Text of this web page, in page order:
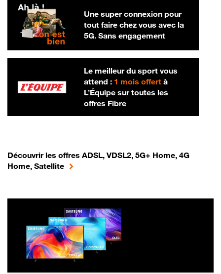
Une super connexion pour
tout faire chez vous avec la
5G. Sans engagement
Le meilleur du sport vous
attend : 1 mois offertà
L’Équipe sur toutes les
offres Fibre
Découvrir les offres ADSL, VDSL2, 5G+ Home, 4G
Home, Satellite